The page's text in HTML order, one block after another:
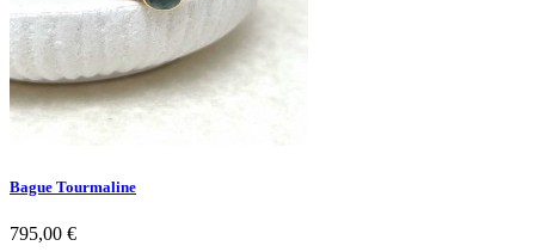
Bague Tourmaline
Prix
795,00 €